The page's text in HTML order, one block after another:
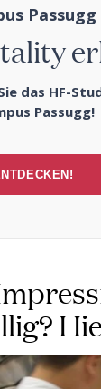
Passugg
das HF-
Passugg!